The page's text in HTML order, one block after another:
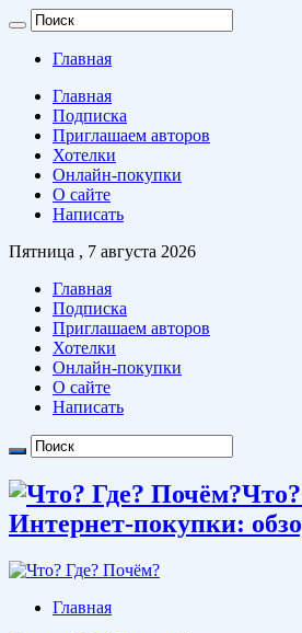
Главная
Главная
Подписка
Приглашаем авторов
Хотелки
Онлайн-покупки
О сайте
Написать
Пятница , 7 августа 2026
Главная
Подписка
Приглашаем авторов
Хотелки
Онлайн-покупки
О сайте
Написать
Интернет-покупки:
Главная